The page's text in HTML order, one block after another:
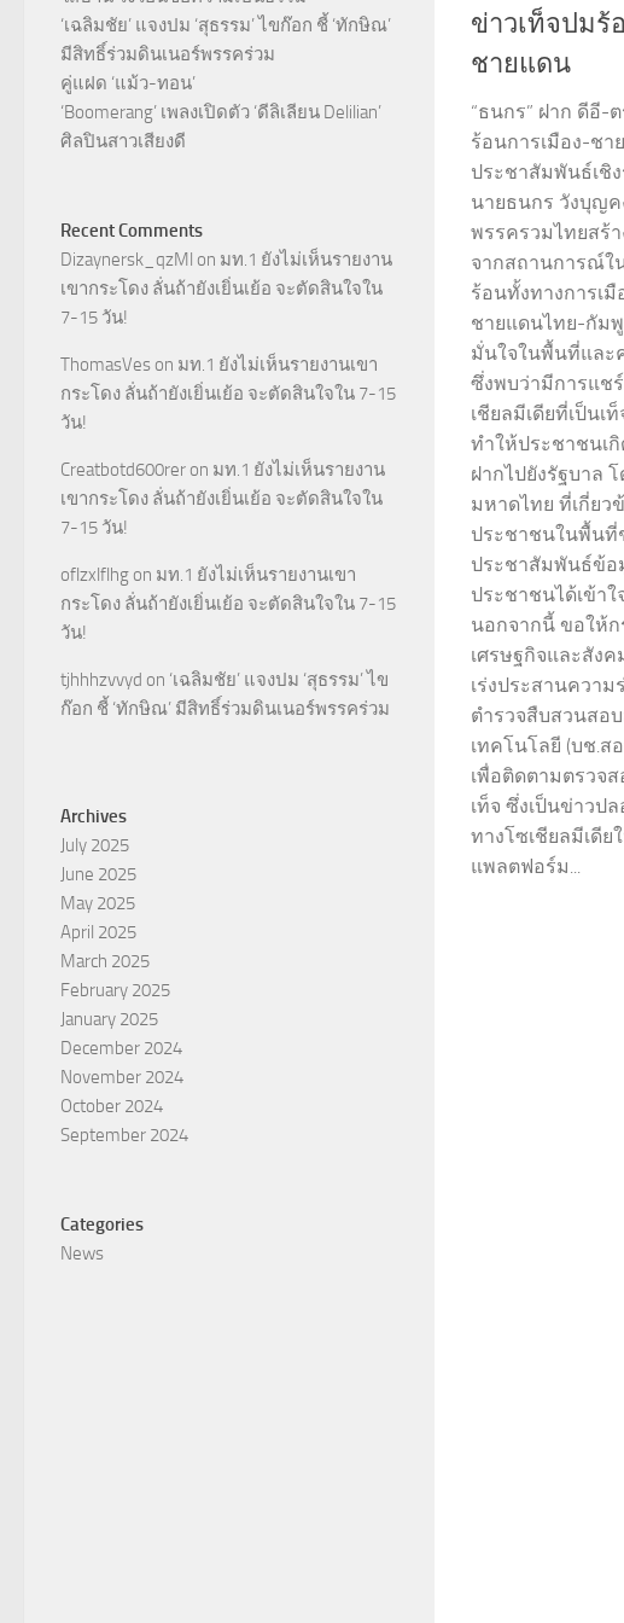
ข่าวเท็จปมร้
ชายแดน
“ธนกร” ฝาก ดีอี-
ร้อนการเมือง-ชา
ประชาสัมพันธ์เชิ
นายธนกร วังบุญ
พรรครวมไทยสร้
จากสถานการณ์ใ
ร้อนทั้งทางการเ
ชายแดนไทย-กัม
มั่นใจในพื้นที่และ
ซึ่งพบว่ามีการแช
เชียลมีเดียที่เป็นเ
ทำให้ประชาชนเ
ฝากไปยังรัฐบาล
มหาดไทย ที่เกี่ยว
ประชาชนในพื้นที่
ประชาสัมพันธ์ข้อ
ประชาชนได้เข้า
นอกจากนี้ ขอให้ก
เศรษฐกิจและสัง
เร่งประสานควา
ตำรวจสืบสวนสอ
เทคโนโลยี (บช.ส
เพื่อติดตามตรวจ
เท็จ ซึ่งเป็นข่าวป
ทางโซเชียลมีเดี
แพลตฟอร์ม...
‘เฉลิมชัย’ แจงปม ‘สุธรรม’ ไขก๊อก ชี้ ‘ทักษิณ’
มีสิทธิ์ร่วมดินเนอร์พรรคร่วม
คู่แฝด ‘แม้ว-ทอน’
‘Boomerang’ เพลงเปิดตัว ‘ดีลิเลียน Delilian’
ศิลปินสาวเสียงดี
Recent Comments
Dizaynersk_qzMl on มท.1 ยังไม่เห็นรายงาน
เขากระโดง ลั่นถ้ายังเยิ่นเย้อ จะตัดสินใจใน
7-15 วัน!
ThomasVes on มท.1 ยังไม่เห็นรายงานเขา
กระโดง ลั่นถ้ายังเยิ่นเย้อ จะตัดสินใจใน 7-15
วัน!
Creatbotd600rer on มท.1 ยังไม่เห็นรายงาน
เขากระโดง ลั่นถ้ายังเยิ่นเย้อ จะตัดสินใจใน
7-15 วัน!
oflzxlflhg on มท.1 ยังไม่เห็นรายงานเขา
กระโดง ลั่นถ้ายังเยิ่นเย้อ จะตัดสินใจใน 7-15
วัน!
tjhhhzvvyd on ‘เฉลิมชัย’ แจงปม ‘สุธรรม’ ไข
ก๊อก ชี้ ‘ทักษิณ’ มีสิทธิ์ร่วมดินเนอร์พรรคร่วม
Archives
July 2025
June 2025
May 2025
April 2025
March 2025
February 2025
January 2025
December 2024
November 2024
October 2024
September 2024
Categories
News